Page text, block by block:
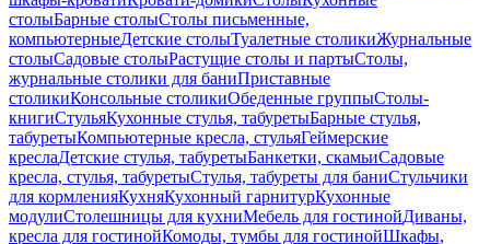
столыБарные столыСтолы письменные,
компьютерныеДетские столыТуалетные столикиЖурнальные
столыСадовые столыРастущие столы и партыСтолы,
журнальные столики для баниПриставные
столикиКонсольные столикиОбеденные группыСтолы-
книгиСтульяКухонные стулья, табуретыБарные стулья,
табуретыКомпьютерные кресла, стульяГеймерские
креслаДетские стулья, табуретыБанкетки, скамьиСадовые
кресла, стулья, табуретыСтулья, табуреты для баниСтульчики
для кормленияКухняКухонный гарнитурКухонные
модулиСтолешницы для кухниМебель для гостинойДиваны,
кресла для гостинойКомоды, тумбы для гостинойШкафы,